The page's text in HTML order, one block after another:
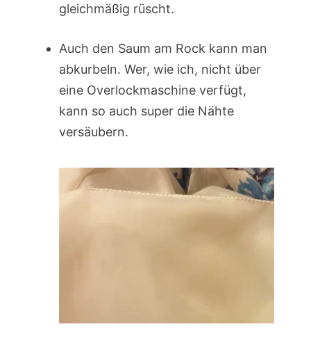
gleichmäßig rüscht.
Auch den Saum am Rock kann man
abkurbeln. Wer, wie ich, nicht über
eine Overlockmaschine verfügt,
kann so auch super die Nähte
versäubern.